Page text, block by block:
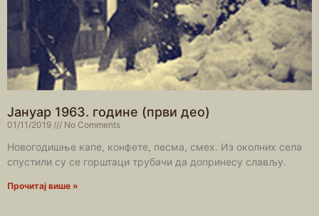
Јануар 1963. године (први део)
01/11/2019 No Comments
Новогодишње капе, конфете, песма, смех. Из околних села
спустили су се горштаци трубачи да допринесу слављу.
Прочитај више »